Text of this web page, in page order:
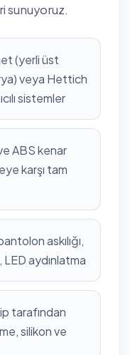
sunuyoruz.
(yerli üst
veya Hettich
sistemler
ABS kenar
karşı tam
askılığı,
aydınlatma
tarafından
silikon ve